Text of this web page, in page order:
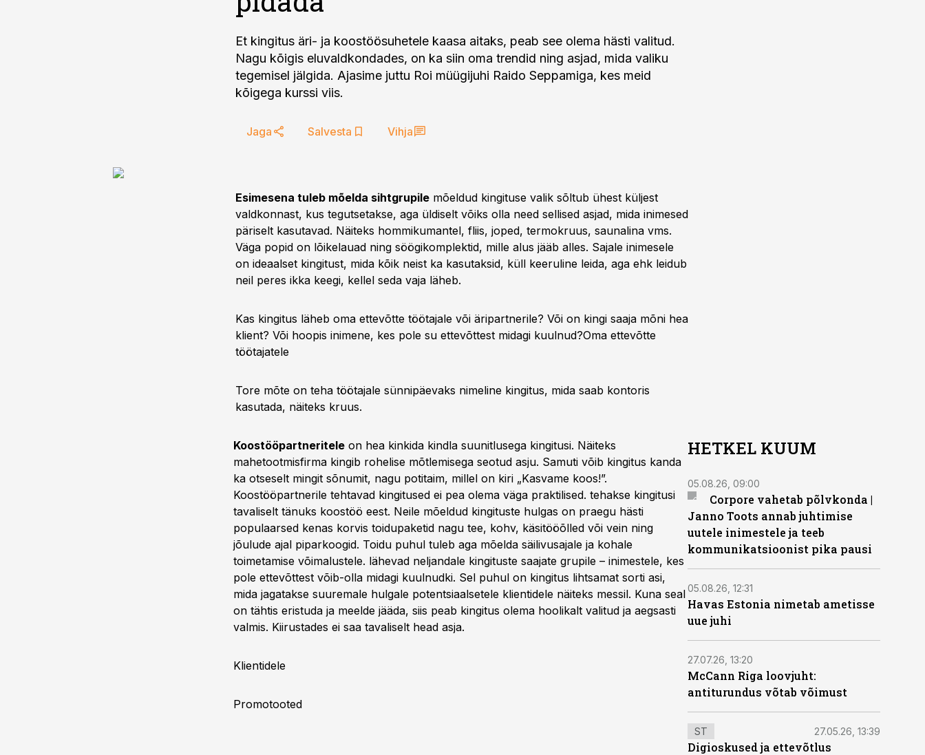
Et kingitus äri- ja koostöösuhetele kaasa aitaks, peab see olema hästi valitud.
Nagu kõigis eluvaldkondades, on ka siin oma trendid ning asjad, mida valiku
tegemisel jälgida. Ajasime juttu Roi müügijuhi Raido Seppamiga, kes meid
Jaga Salvesta Vihja
Esimesena tuleb mõelda sihtgrupile mõeldud kingituse valik sõltub ühest küljest
valdkonnast, kus tegutsetakse, aga üldiselt võiks olla need sellised asjad, mida inimesed
päriselt kasutavad. Näiteks hommikumantel, fliis, joped, termokruus, saunalina vms.
Väga popid on lõikelauad ning söögikomplektid, mille alus jääb alles. Sajale inimesele
on ideaalset kingitust, mida kõik neist ka kasutaksid, küll keeruline leida, aga ehk leidub
neil peres ikka keegi, kellel seda vaja läheb.
Kas kingitus läheb oma ettevõtte töötajale või äripartnerile? Või on kingi saaja mõni hea
klient? Või hoopis inimene, kes pole su ettevõttest midagi kuulnud?Oma ettevõtte
töötajatele
Tore mõte on teha töötajale sünnipäevaks nimeline kingitus, mida saab kontoris
kasutada, näiteks kruus.
Koostööpartneritele on hea kinkida kindla suunitlusega kingitusi. Näiteks
mahetootmisfirma kingib rohelise mõtlemisega seotud asju. Samuti võib kingitus kanda
ka otseselt mingit sõnumit, nagu potitaim, millel on kiri „Kasvame koos!”.
Koostööpartnerile tehtavad kingitused ei pea olema väga praktilised. tehakse kingitusi
tavaliselt tänuks koostöö eest. Neile mõeldud kingituste hulgas on praegu hästi
populaarsed kenas korvis toidupaketid nagu tee, kohv, käsitööõlled või vein ning
jõulude ajal piparkoogid. Toidu puhul tuleb aga mõelda säilivusajale ja kohale
toimetamise võimalustele. lähevad neljandale kingituste saajate grupile – inimestele, kes
pole ettevõttest võib-olla midagi kuulnudki. Sel puhul on kingitus lihtsamat sorti asi,
mida jagatakse suuremale hulgale potentsiaalsetele klientidele näiteks messil. Kuna seal
on tähtis eristuda ja meelde jääda, siis peab kingitus olema hoolikalt valitud ja aegsasti
valmis. Kiirustades ei saa tavaliselt head asja.
Klientidele
Promotooted
HETKEL KUUM
05.08.26, 09:00
Corpore vahetab põlvkonda |
Janno Toots annab juhtimise
uutele inimestele ja teeb
kommunikatsioonist pika pausi
05.08.26, 12:31
Havas Estonia nimetab ametisse
uue juhi
27.07.26, 13:20
McCann Riga loovjuht:
antiturundus võtab võimust
ST 27.05.26, 13:39
Digioskused ja ettevõtlus